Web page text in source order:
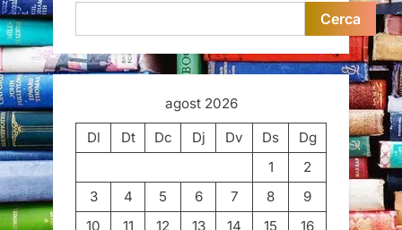
Cerca
agost 2026
Dl
Dt Dc Dj Dv Ds
Dg
1
2
3
4 5 6 7 8
9
10
11 12 13 14 15
16